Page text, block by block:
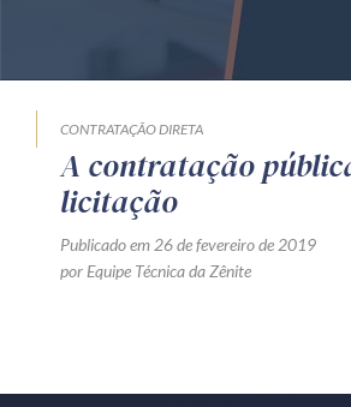
Produtos e
Orientação por
Eventos presenciais
CONTRATAÇÃO DIRETA
A contratação
licitação
Publicado em 26 de fevereiro de 2019
por Equipe Técnica da Zênite